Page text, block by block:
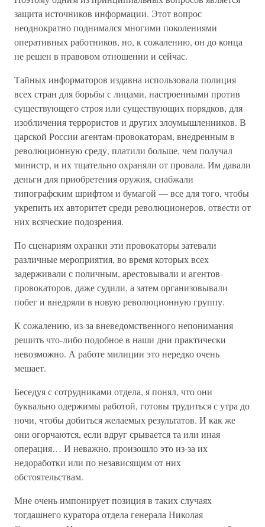
защита источников информации. Этот вопрос
неоднократно поднимался многими поколениями
оперативных работников, но, к сожалению, он до конца
не решен в правовом отношении и сейчас.
Тайных информаторов издавна использовала полиция
всех стран для борьбы с лицами, настроенными против
существующего строя или существующих порядков, для
изобличения террористов и других злоумышленников. В
царской России агентам-провокаторам, внедренным в
революционную среду, платили больше, чем получал
министр, и их тщательно охраняли от провала. Им давали
деньги для приобретения оружия, снабжали
типографским шрифтом и бумагой — все для того, чтобы
укрепить их авторитет среди революционеров, отвести от
них всяческие подозрения.
По сценариям охранки эти провокаторы затевали
различные мероприятия, во время которых всех
задерживали с поличным, арестовывали и агентов-
провокаторов, даже судили, а затем организовывали
побег и внедряли в новую революционную группу.
К сожалению, из-за вневедомственного непонимания
решить что-либо подобное в наши дни практически
невозможно. А работе милиции это нередко очень
мешает.
Беседуя с сотрудниками отдела, я понял, что они
буквально одержимы работой, готовы трудиться с утра до
ночи, чтобы добиться желаемых результатов. И как же
они огорчаются, если вдруг срывается та или иная
операция… И неважно, произошло это из-за их
недоработки или по независящим от них
обстоятельствам.
Мне очень импонирует позиция в таких случаях
тогдашнего куратора отдела генерала Николая